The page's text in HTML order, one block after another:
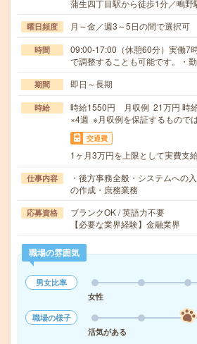
蒲生四丁目駅から徒歩1分／鴫野
曜日頻度 月～金／週3～5日の間で選択可
時間
09:00-17:00（休憩60分）実働7
で調整することも可能です。・
期間 即日～長期
時給
時給1550円 月収例 21万円 時
×4週 ※月収例を保証するもので
交通費
1ヶ月3万円を上限として実費支
仕事内容
・後方事務全般・システムへの
の作成・庶務業務
応募資格
ブランクOK / 英語力不要
【必要な業界経験】金融業界
職場の雰囲気
男女比率
女性
職場の様子
活気がある